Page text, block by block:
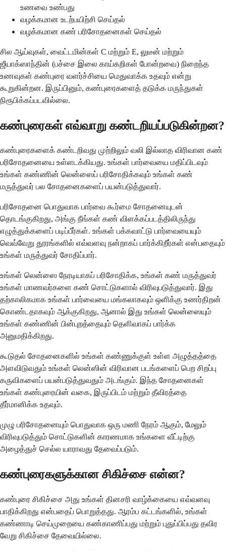
உணவை உண்பது
வழக்கமான உடற்பயிற்சி செய்தல்
வழக்கமான கண் பரிசோதனைகள் செய்தல்
சில ஆய்வுகள், வைட்டமின்கள் C மற்றும் E, லுடீன் மற்றும்
ஜீயாக்ஸாந்தின் (பச்சை இலை காய்கறிகள் போன்றவை) நிறைந்த
உணவுகள் கண்புரை வளர்ச்சியை மெதுவாக்க உதவும் என்று
கூறுகின்றன. இருப்பினும், கண்புரைகளைத் தடுக்க மருந்துகள்
நிரூபிக்கப்படவில்லை.
கண்புரைகள் எவ்வாறு கண்டறியப்படுகின்றன?
கண்புரைகளைக் கண்டறிவது முற்றிலும் வலி இல்லாத விரிவான கண்
பரிசோதனையை உள்ளடக்கியது. உங்கள் பார்வையை மதிப்பிடவும்
உங்கள் கண்ணின் லென்ஸைப் பரிசோதிக்கவும் உங்கள் கண்
மருத்துவர் பல சோதனைகளைப் பயன்படுத்துவார்.
பரிசோதனை பொதுவாக பார்வை கூர்மை சோதனையுடன்
தொடங்குகிறது, அங்கு நீங்கள் கண் விளக்கப்படத்திலிருந்து
எழுத்துக்களைப் படிப்பீர்கள். உங்கள் பக்கவாட்டு பார்வையையும்
வெவ்வேறு தூரங்களில் எவ்வளவு நன்றாகப் பார்க்கிறீர்கள் என்பதையும்
உங்கள் மருத்துவர் சோதிப்பார்.
உங்கள் லென்ஸை நேரடியாகப் பரிசோதிக்க, உங்கள் கண் மருத்துவர்
உங்கள் மாணவர்களை கண் சொட்டுகளால் விரிவுபடுத்துவார். இது
தற்காலிகமாக உங்கள் பார்வையை மங்கலாகவும் ஒளிக்கு உணர்திறன்
கொண்டதாகவும் ஆக்குகிறது, ஆனால் இது உங்கள் லென்ஸையும்
உங்கள் கண்ணின் பின்புறத்தையும் தெளிவாகப் பார்க்க
அனுமதிக்கிறது.
கூடுதல் சோதனைகளில் உங்கள் கண்ணுக்குள் உள்ள அழுத்தத்தை
அளவிடுவதும் உங்கள் லென்ஸின் விரிவான படங்களைப் பெற சிறப்பு
கருவிகளைப் பயன்படுத்துவதும் அடங்கும். இந்த சோதனைகள்
உங்கள் கண்புரையின் வகை, இருப்பிடம் மற்றும் தீவிரத்தை
தீர்மானிக்க உதவும்.
முழு பரிசோதனையும் பொதுவாக ஒரு மணி நேரம் ஆகும், மேலும்
விரிவுபடுத்தும் சொட்டுகளின் காரணமாக உங்களை வீட்டிற்கு
அழைத்துச் செல்ல யாராவது தேவைப்படும்.
கண்புரைகளுக்கான சிகிச்சை என்ன?
கண்புரை சிகிச்சை அது உங்கள் தினசரி வாழ்க்கையை எவ்வளவு
பாதிக்கிறது என்பதைப் பொறுத்தது. ஆரம்ப கட்டங்களில், உங்கள்
கண்ணாடி செய்முறையை கண்காணிப்பது மற்றும் புதுப்பிப்பது தவிர
வேறு சிகிச்சை தேவையில்லை.